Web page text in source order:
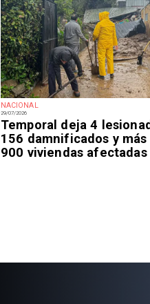
NACIONAL
29/07/2026
Temporal deja 4
156 damnificados y más
900 viviendas afectadas